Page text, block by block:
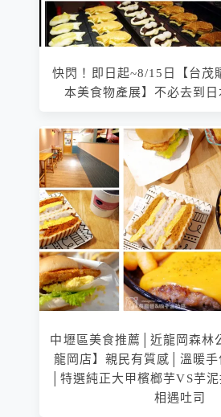
快閃！即日起~8/15日【台茂
本美食物產展】不必去到日
中壢區美食推薦│近龍岡森林
龍岡店】親民有質感│溫暖
│特選純正大甲檳榔芋VS芋
相遇吐司